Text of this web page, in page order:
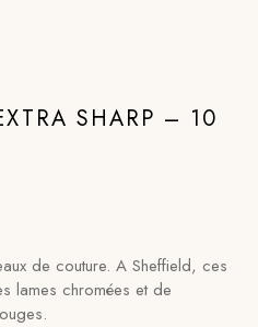
SHARP – 10
de couture. A Sheffield, ces
lames chromées et de